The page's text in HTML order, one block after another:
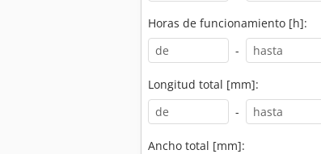
Horas de funcionamiento [h]:
-
Longitud total [mm]:
-
Ancho total [mm]: